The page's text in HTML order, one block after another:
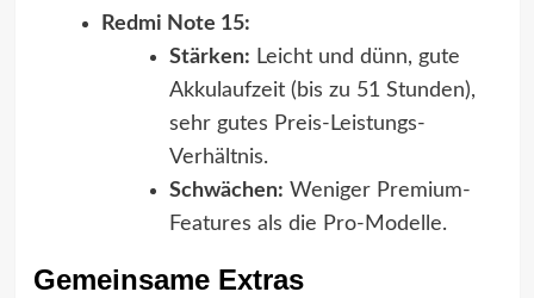
Redmi Note 15:
Stärken: Leicht und dünn, gute
Akkulaufzeit (bis zu 51 Stunden),
sehr gutes Preis-Leistungs-
Verhältnis.
Schwächen: Weniger Premium-
Features als die Pro-Modelle.
Gemeinsame Extras